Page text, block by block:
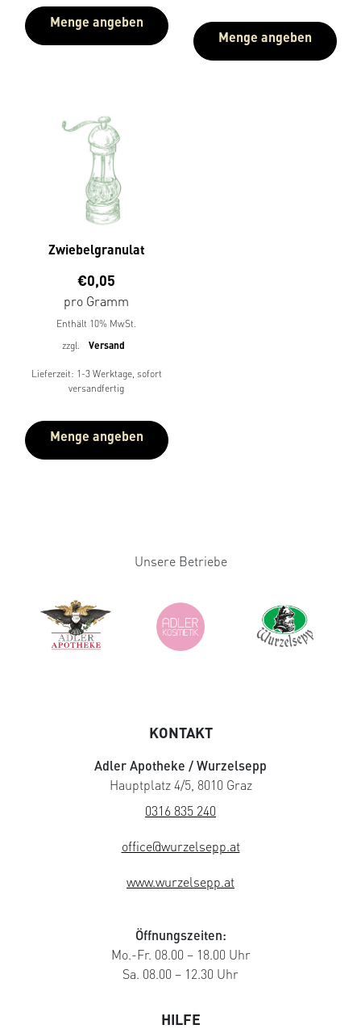
Menge angeben
Menge angeben
Zwiebelgranulat
€0,05
pro Gramm
Enthält 10% MwSt.
zzgl.
Versand
Lieferzeit: 1-3 Werktage, sofort
versandfertig
Menge angeben
Unsere Betriebe
KONTAKT
Adler Apotheke / Wurzelsepp
Hauptplatz 4/5, 8010 Graz
0316 835 240
office@wurzelsepp.at
www.wurzelsepp.at
Öffnungszeiten:
Mo.-Fr. 08.00 – 18.00 Uhr
Sa. 08.00 – 12.30 Uhr
HILFE